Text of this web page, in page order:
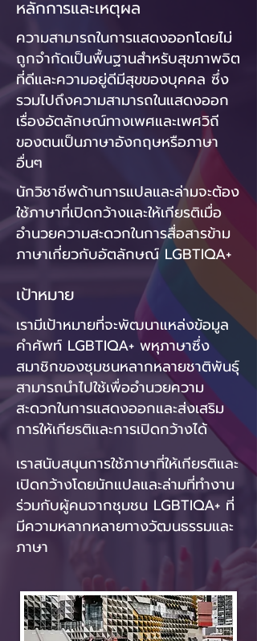
หลักการและเหตุผล
ความสามารถ​ใน​การ​แสดงออก​โดย​ไม่​
ถูก​จำกัด​เป็น​พื้นฐาน​สำหรับ​สุขภาพจิต​
ที่​ดี​และ​ความ​อยู่ดีมีสุข​ของ​บุคคล​ ซึ่ง​
รวมไปถึง​ความสามารถ​ใน​แสดงออก​
เรื่อง​อัตลักษณ์​ทาง​เพศ​และ​เพศวิถี​
ของ​ตน​เป็น​ภาษา​อังกฤษ​หรือ​ภาษา​
อื่นๆ
นัก​วิชาชีพ​ด้าน​การ​แปล​และ​ล่าม​จะ​ต้อง​
ใช้​ภาษา​ที่​เปิด​กว้าง​และ​ให้เกียรติ​เมื่อ​
อำนวย​ความสะดวก​ใน​การ​สื่อสาร​ข้าม​
ภาษา​เกี่ยวกับ​อัตลักษณ์​ LGBTIQA+
เป้าหมาย
เรา​มี​เป้าหมาย​ที่​จะ​พัฒนา​แหล่งข้อมูล​
คำศัพท์​ LGBTIQA+​ พหุ​ภาษา​ซึ่ง​
สมาชิก​ของ​ชุมชน​หลากหลาย​ชาติพันธุ์​
สามารถ​นำ​ไป​ใช้​เพื่อ​อำนวย​ความ
สะดวก​ใน​การ​แสดงออก​และ​ส่งเสริม​
การ​ให้เกียรติ​และ​การ​เปิด​กว้าง​ได้
เรา​สนับสนุน​การ​ใช้​ภาษา​ที่​ให้เกียรติ​และ​
เปิด​กว้าง​โดย​นักแปล​และ​ล่าม​ที่​ทำงาน​
ร่วม​กับ​ผู้คน​จาก​ชุมชน​ LGBTIQA+​ ที่​
มี​ความ​หลากหลาย​ทาง​วัฒนธรรม​และ​
ภาษา